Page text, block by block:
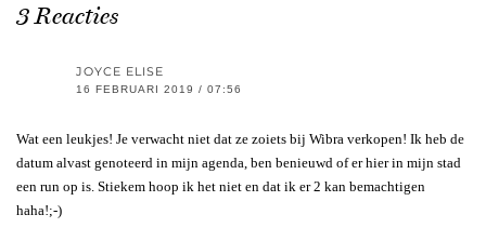
3 Reacties
JOYCE ELISE
16 FEBRUARI 2019 / 07:56
Wat een leukjes! Je verwacht niet dat ze zoiets bij Wibra verkopen! Ik heb de
datum alvast genoteerd in mijn agenda, ben benieuwd of er hier in mijn stad
een run op is. Stiekem hoop ik het niet en dat ik er 2 kan bemachtigen
haha!;-)